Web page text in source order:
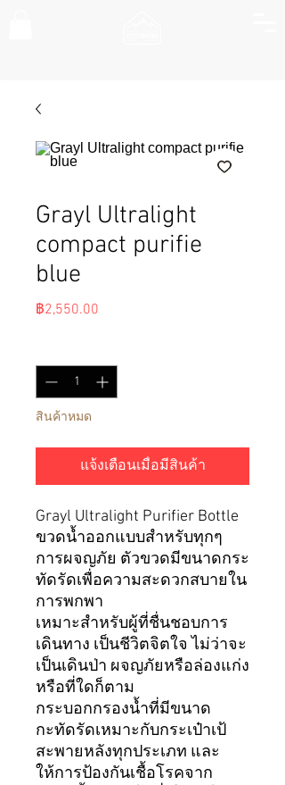
Grayl Ultralight
compact purifie
blue
฿2,550.00
สินค้าหมด
แจ้งเตือนเมื่อมีสินค้า
Grayl Ultralight Purifier Bottle
ขวดน้ำออกแบบสำหรับทุกๆ
การผจญภัย ตัวขวดมีขนาดกระ
ทัดรัดเพื่อความสะดวกสบายใน
การพกพา
เหมาะสำหรับผู้ที่ชื่นชอบการ
เดินทาง เป็นชีวิตจิตใจ ไม่ว่าจะ
เป็นเดินป่า ผจญภัยหรือล่องแก่ง
หรือที่ใดก็ตาม
กระบอกกรองน้ำที่มีขนาด
กะทัดรัดเหมาะกับกระเป๋าเป้
สะพายหลังทุกประเภท และ
ให้การป้องกันเชื้อโรคจาก